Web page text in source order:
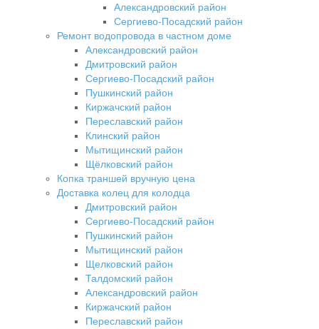
Александровский район
Сергиево-Посадский район
Ремонт водопровода в частном доме
Александровский район
Дмитровский район
Сергиево-Посадский район
Пушкинский район
Киржачский район
Переславский район
Клинский район
Мытищинский район
Щёлковский район
Копка траншей вручную цена
Доставка колец для колодца
Дмитровский район
Сергиево-Посадский район
Пушкинский район
Мытищинский район
Щелковский район
Талдомский район
Александровский район
Киржачский район
Переславский район